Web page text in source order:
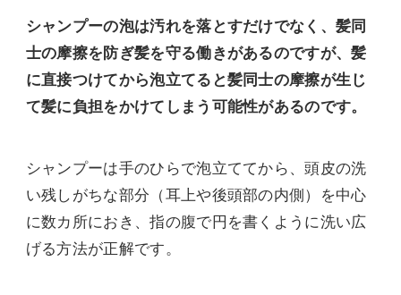
シャンプーの泡は汚れを落とすだけでなく、髪同
士の摩擦を防ぎ髪を守る働きがあるのですが、髪
に直接つけてから泡立てると髪同士の摩擦が生じ
て髪に負担をかけてしまう可能性があるのです。
シャンプーは手のひらで泡立ててから、頭皮の洗
い残しがちな部分（耳上や後頭部の内側）を中心
に数カ所におき、指の腹で円を書くように洗い広
げる方法が正解です。